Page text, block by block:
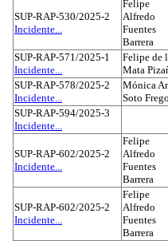
SUP-RAP-530/2025-2
Incidente...
Felipe
Alfredo
Fuentes
Barrera
SUP-RAP-571/2025-1
Incidente...
Felipe de
Mata
SUP-RAP-578/2025-2
Incidente...
Mónica
Soto
SUP-RAP-594/2025-3
Incidente...
SUP-RAP-602/2025-2
Incidente...
Felipe
Alfredo
Fuentes
Barrera
SUP-RAP-602/2025-2
Incidente...
Felipe
Alfredo
Fuentes
Barrera